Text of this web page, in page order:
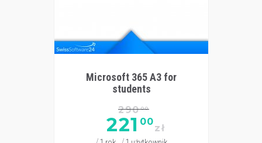
Microsoft 365 A3 for
students
29000
221 00
zł